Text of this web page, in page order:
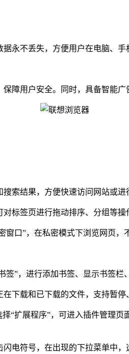
不丢失，方便用户在电脑、手
用户安全。同时，具备智能广
结果，方便快速访问网站或进
签页进行拖动排序、分组等操
口”，在私密模式下浏览网页，
，进行添加书签、显示书签栏
载和已下载的文件，支持暂停
扩展程序”，可进入插件管理页
符号，在出现的下拉菜单中，